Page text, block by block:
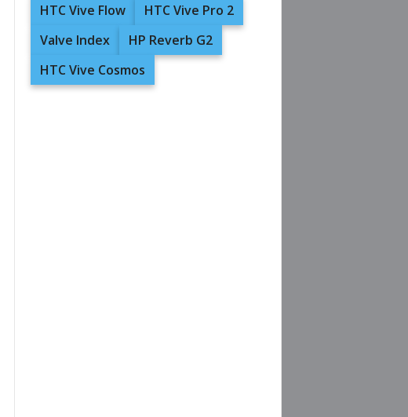
HTC Vive Flow
HTC Vive Pro 2
Valve Index
HP Reverb G2
HTC Vive Cosmos